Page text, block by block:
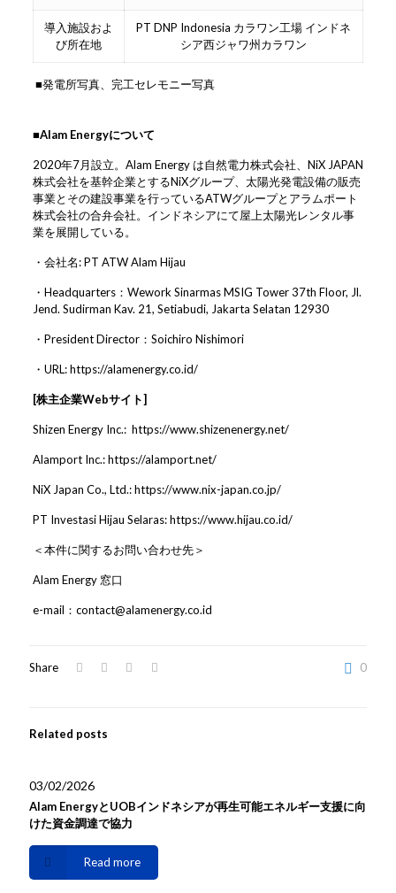
導入施設およ
び所在地
PT DNP Indonesia カラワン工場 インドネ
シア西ジャワ州カラワン
■発電所写真、完工セレモニー写真
■Alam Energyについて
2020年7月設立。Alam Energy は自然電力株式会社、NiX JAPAN
株式会社を基幹企業とするNiXグループ、太陽光発電設備の販売
事業とその建設事業を行っているATWグループとアラムポート
株式会社の合弁会社。インドネシアにて屋上太陽光レンタル事
業を展開している。
・会社名: PT ATW Alam Hijau
・Headquarters：Wework Sinarmas MSIG Tower 37th Floor, Jl.
Jend. Sudirman Kav. 21, Setiabudi, Jakarta Selatan 12930
・President Director：Soichiro Nishimori
・URL:https://alamenergy.co.id/
[株主企業Webサイト]
Shizen Energy Inc.: https://www.shizenenergy.net/
Alamport Inc.:https://alamport.net/
NiX Japan Co., Ltd.:https://www.nix-japan.co.jp/
PT Investasi Hijau Selaras:https://www.hijau.co.id/
＜本件に関するお問い合わせ先＞
Alam Energy 窓口
e-mail：contact@alamenergy.co.id
Share 0
Related posts
03/02/2026
Alam EnergyとUOBインドネシアが再生可能エネルギー支援に向
けた資金調達で協力
Read more